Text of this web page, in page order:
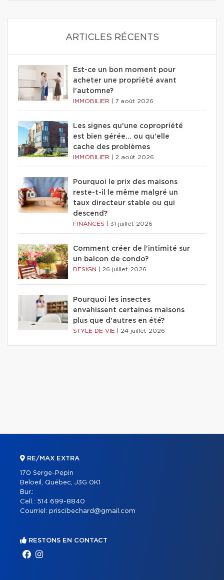
ARTICLES RÉCENTS
Est-ce un bon moment pour
acheter une propriété avant
l'automne?
IMMOBILIER 7 août 2026
Les signes qu'une copropriété
est bien gérée… ou qu'elle
cache des problèmes
IMMOBILIER 2 août 2026
Pourquoi le prix des maisons
reste-t-il le même malgré un
taux directeur stable ou qui
descend?
FINANCES 31 juillet 2026
Comment créer de l'intimité sur
un balcon de condo?
DESIGN 26 juillet 2026
Pourquoi les insectes
envahissent certaines maisons
plus que d'autres en été?
STYLE DE VIE 24 juillet 2026
RE/MAX EXTRA
170 Serge-Pepin
Beloeil, Québec, J3G 0K1
Bur.:
Cell.: 514 699-8840
Courriel: priscibechard@gmail.com
RESTONS EN CONTACT